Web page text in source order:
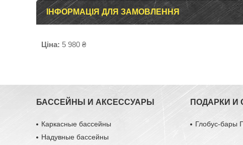
ІНФОРМАЦІЯ ДЛЯ ЗАМОВЛЕННЯ
Ціна: 5 980 ₴
БАССЕЙНЫ И АКСЕССУАРЫ
Каркасные бассейны
Надувные бассейны
ПОДАРКИ И
Глобус-бары